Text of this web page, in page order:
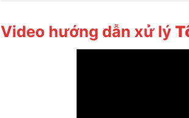
Video hướng dẫn xử lý